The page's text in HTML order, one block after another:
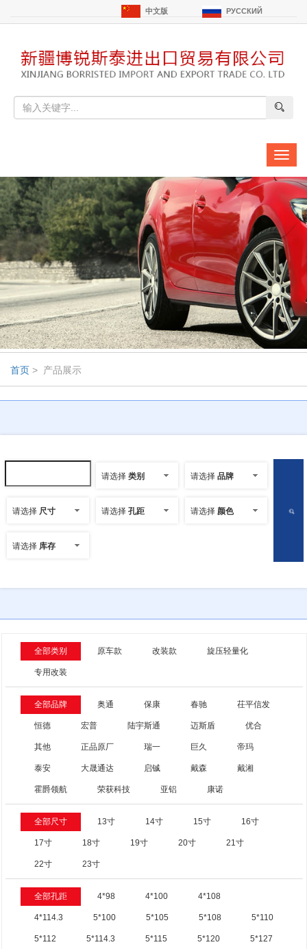
РУССКИЙ
中文版
切
换
导
航
首页 > 产品展示
请选择类别 请选择品牌
请选择 尺寸 请选择孔距 请选择颜色
请选择 库存
全部类别 原车款 改装款 旋压轻量化
专用改装
全部品牌 奥通 保康 春驰 茌平信发
恒德 宏普 陆宇斯通 迈斯盾 优合
其他 正品原厂 瑞一 巨久 帝玛
泰安 大晟通达 启铖 戴森 戴湘
霍爵领航 荣获科技 亚铝 康诺
全部尺寸 13寸 14寸 15寸 16寸
17寸 18寸 19寸 20寸 21寸
22寸 23寸
全部孔距 4*98 4*100 4*108
4*114.3 5*100 5*105 5*108 5*110
5*112 5*114.3 5*115 5*120 5*127